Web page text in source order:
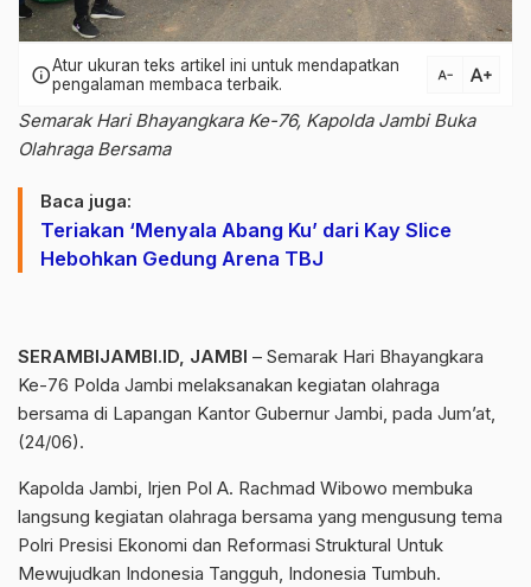
infoAtur ukuran teks artikel ini untuk mendapatkan
pengalaman membaca terbaik.
text_decrease text_increase
Semarak Hari Bhayangkara Ke-76, Kapolda Jambi Buka
Olahraga Bersama
Baca juga:
Teriakan ‘Menyala Abang Ku’ dari Kay Slice
Hebohkan Gedung Arena TBJ
SERAMBIJAMBI.ID, JAMBI – Semarak Hari Bhayangkara
Ke-76 Polda Jambi melaksanakan kegiatan olahraga
bersama di Lapangan Kantor Gubernur Jambi, pada Jum’at,
(24/06).
Kapolda Jambi, Irjen Pol A. Rachmad Wibowo membuka
langsung kegiatan olahraga bersama yang mengusung tema
Polri Presisi Ekonomi dan Reformasi Struktural Untuk
Mewujudkan Indonesia Tangguh, Indonesia Tumbuh.